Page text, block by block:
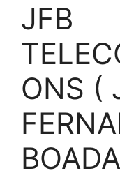
JFB
ONS (